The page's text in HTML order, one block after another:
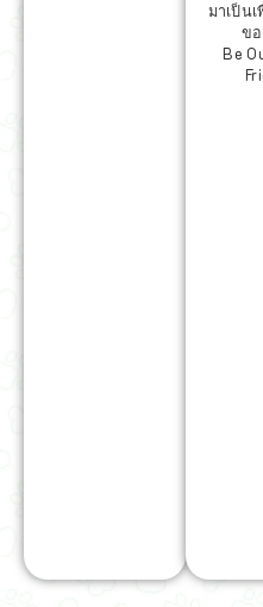
มาเป็น
ขอ
Be